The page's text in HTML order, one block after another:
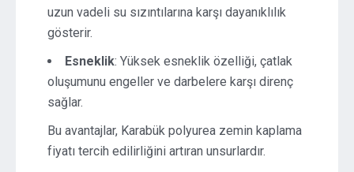
uzun vadeli su sızıntılarına karşı dayanıklılık
gösterir.
Esneklik: Yüksek esneklik özelliği, çatlak
oluşumunu engeller ve darbelere karşı direnç
sağlar.
Bu avantajlar, Karabük polyurea zemin kaplama
fiyatı tercih edilirliğini artıran unsurlardır.